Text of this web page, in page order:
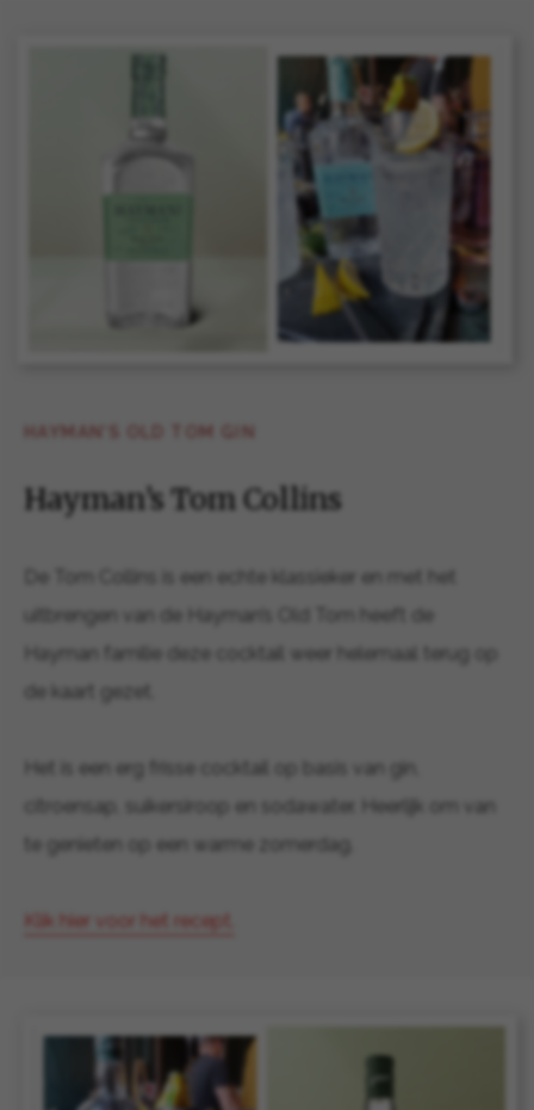
HAYMAN’S OLD TOM GIN
Hayman’s Tom Collins
De Tom Collins is een echte klassieker en met het
uitbrengen van de Hayman’s Old Tom heeft de
Hayman familie deze cocktail weer helemaal terug op
de kaart gezet.
Het is een erg frisse cocktail op basis van gin,
citroensap, suikersiroop en sodawater. Heerlijk om van
te genieten op een warme zomerdag.
Klik hier voor het recept.